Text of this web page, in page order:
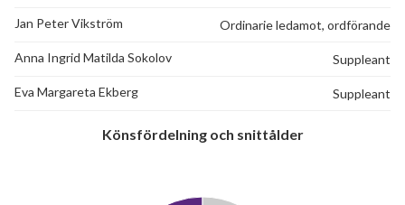
Jan Peter Vikström Ordinarie ledamot, ordförande
Anna Ingrid Matilda Sokolov Suppleant
Eva Margareta Ekberg Suppleant
Könsfördelning och snittålder